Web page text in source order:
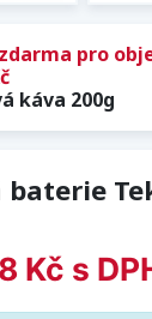
pro
káva 200g
Kč s